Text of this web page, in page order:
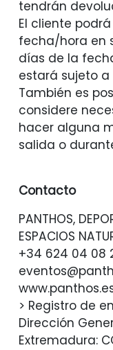
tendrán
El cliente
fecha/hora en
días de la
estará sujeto
También es
considere
hacer alguna
salida o
Contacto
PANTHOS,
ESPACIOS
+34 624 04 08
> Registro de
Dirección
Extremadura: